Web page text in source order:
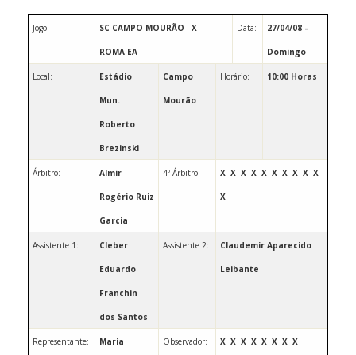
Jogo: SC CAMPO MOURÃO X
ROMA EA
Data: 27/04/08 –
Domingo
Local: Estádio
Mun.
Roberto
Brezinski
Campo
Mourão
Horário: 10:00 Horas
Árbitro: Almir
Rogério Ruiz
Garcia
4º Árbitro: X X X X X X X X X X
X
Assistente 1: Cleber
Eduardo
Franchin
dos Santos
Assistente 2: Claudemir Aparecido
Leibante
Representante: Maria Observador: ­­­­­­­­­­­­­­­­­­­­­­­ X X X X X X X X